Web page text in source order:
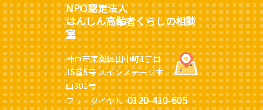
NPO認定法人
はんしん高齢者くらしの相談
室
神戸市東灘区田中町1丁目
15番5号 メインステージ本
山301号
フリーダイヤル 0120-410-605